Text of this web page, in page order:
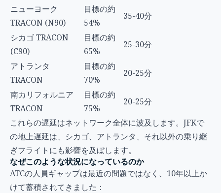
ニューヨーク
TRACON (N90)
目標の約
54%
35-40分
シカゴ TRACON
(C90)
目標の約
65%
25-30分
アトランタ
TRACON
目標の約
70%
20-25分
南カリフォルニア
TRACON
目標の約
75%
20-25分
これらの遅延はネットワーク全体に波及します。JFKで
の地上遅延は、シカゴ、アトランタ、それ以外の乗り継
ぎフライトにも影響を及ぼします。
なぜこのような状況になっているのか
ATCの人員ギャップは最近の問題ではなく、10年以上か
けて蓄積されてきました：